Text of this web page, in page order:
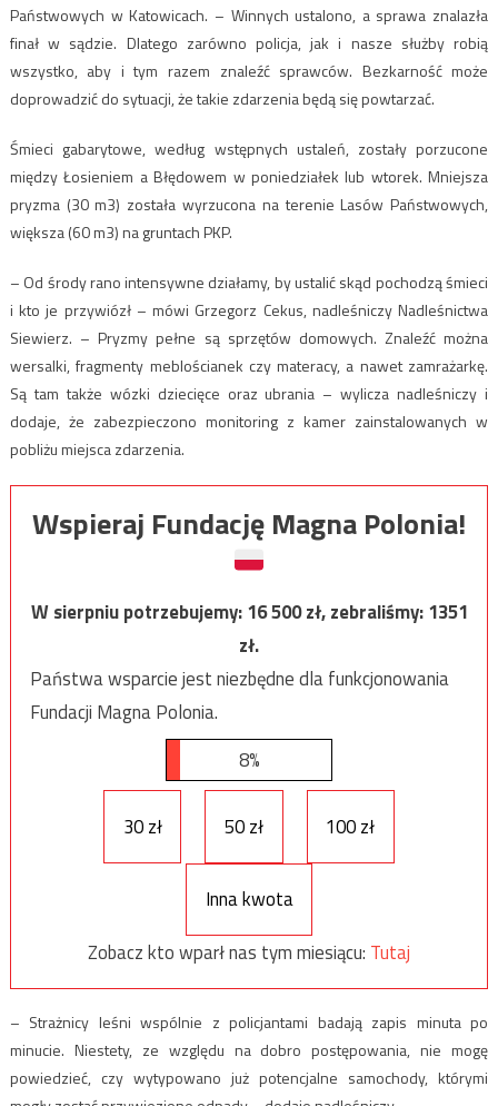
Państwowych w Katowicach. – Winnych ustalono, a sprawa znalazła
finał w sądzie. Dlatego zarówno policja, jak i nasze służby robią
wszystko, aby i tym razem znaleźć sprawców. Bezkarność może
doprowadzić do sytuacji, że takie zdarzenia będą się powtarzać.
Śmieci gabarytowe, według wstępnych ustaleń, zostały porzucone
między Łosieniem a Błędowem w poniedziałek lub wtorek. Mniejsza
pryzma (30 m3) została wyrzucona na terenie Lasów Państwowych,
większa (60 m3) na gruntach PKP.
– Od środy rano intensywne działamy, by ustalić skąd pochodzą śmieci
i kto je przywiózł – mówi Grzegorz Cekus, nadleśniczy Nadleśnictwa
Siewierz. – Pryzmy pełne są sprzętów domowych. Znaleźć można
wersalki, fragmenty meblościanek czy materacy, a nawet zamrażarkę.
Są tam także wózki dziecięce oraz ubrania – wylicza nadleśniczy i
dodaje, że zabezpieczono monitoring z kamer zainstalowanych w
pobliżu miejsca zdarzenia.
Wspieraj Fundację Magna Polonia!
W sierpniu potrzebujemy:16 500zł, zebraliśmy:1351
zł.
Państwa wsparcie jest niezbędne dla funkcjonowania
Fundacji Magna Polonia.
8%
30 zł 50 zł 100 zł
Inna kwota
Zobacz kto wparł nas tym miesiącu: Tutaj
– Strażnicy leśni wspólnie z policjantami badają zapis minuta po
minucie. Niestety, ze względu na dobro postępowania, nie mogę
powiedzieć, czy wytypowano już potencjalne samochody, którymi